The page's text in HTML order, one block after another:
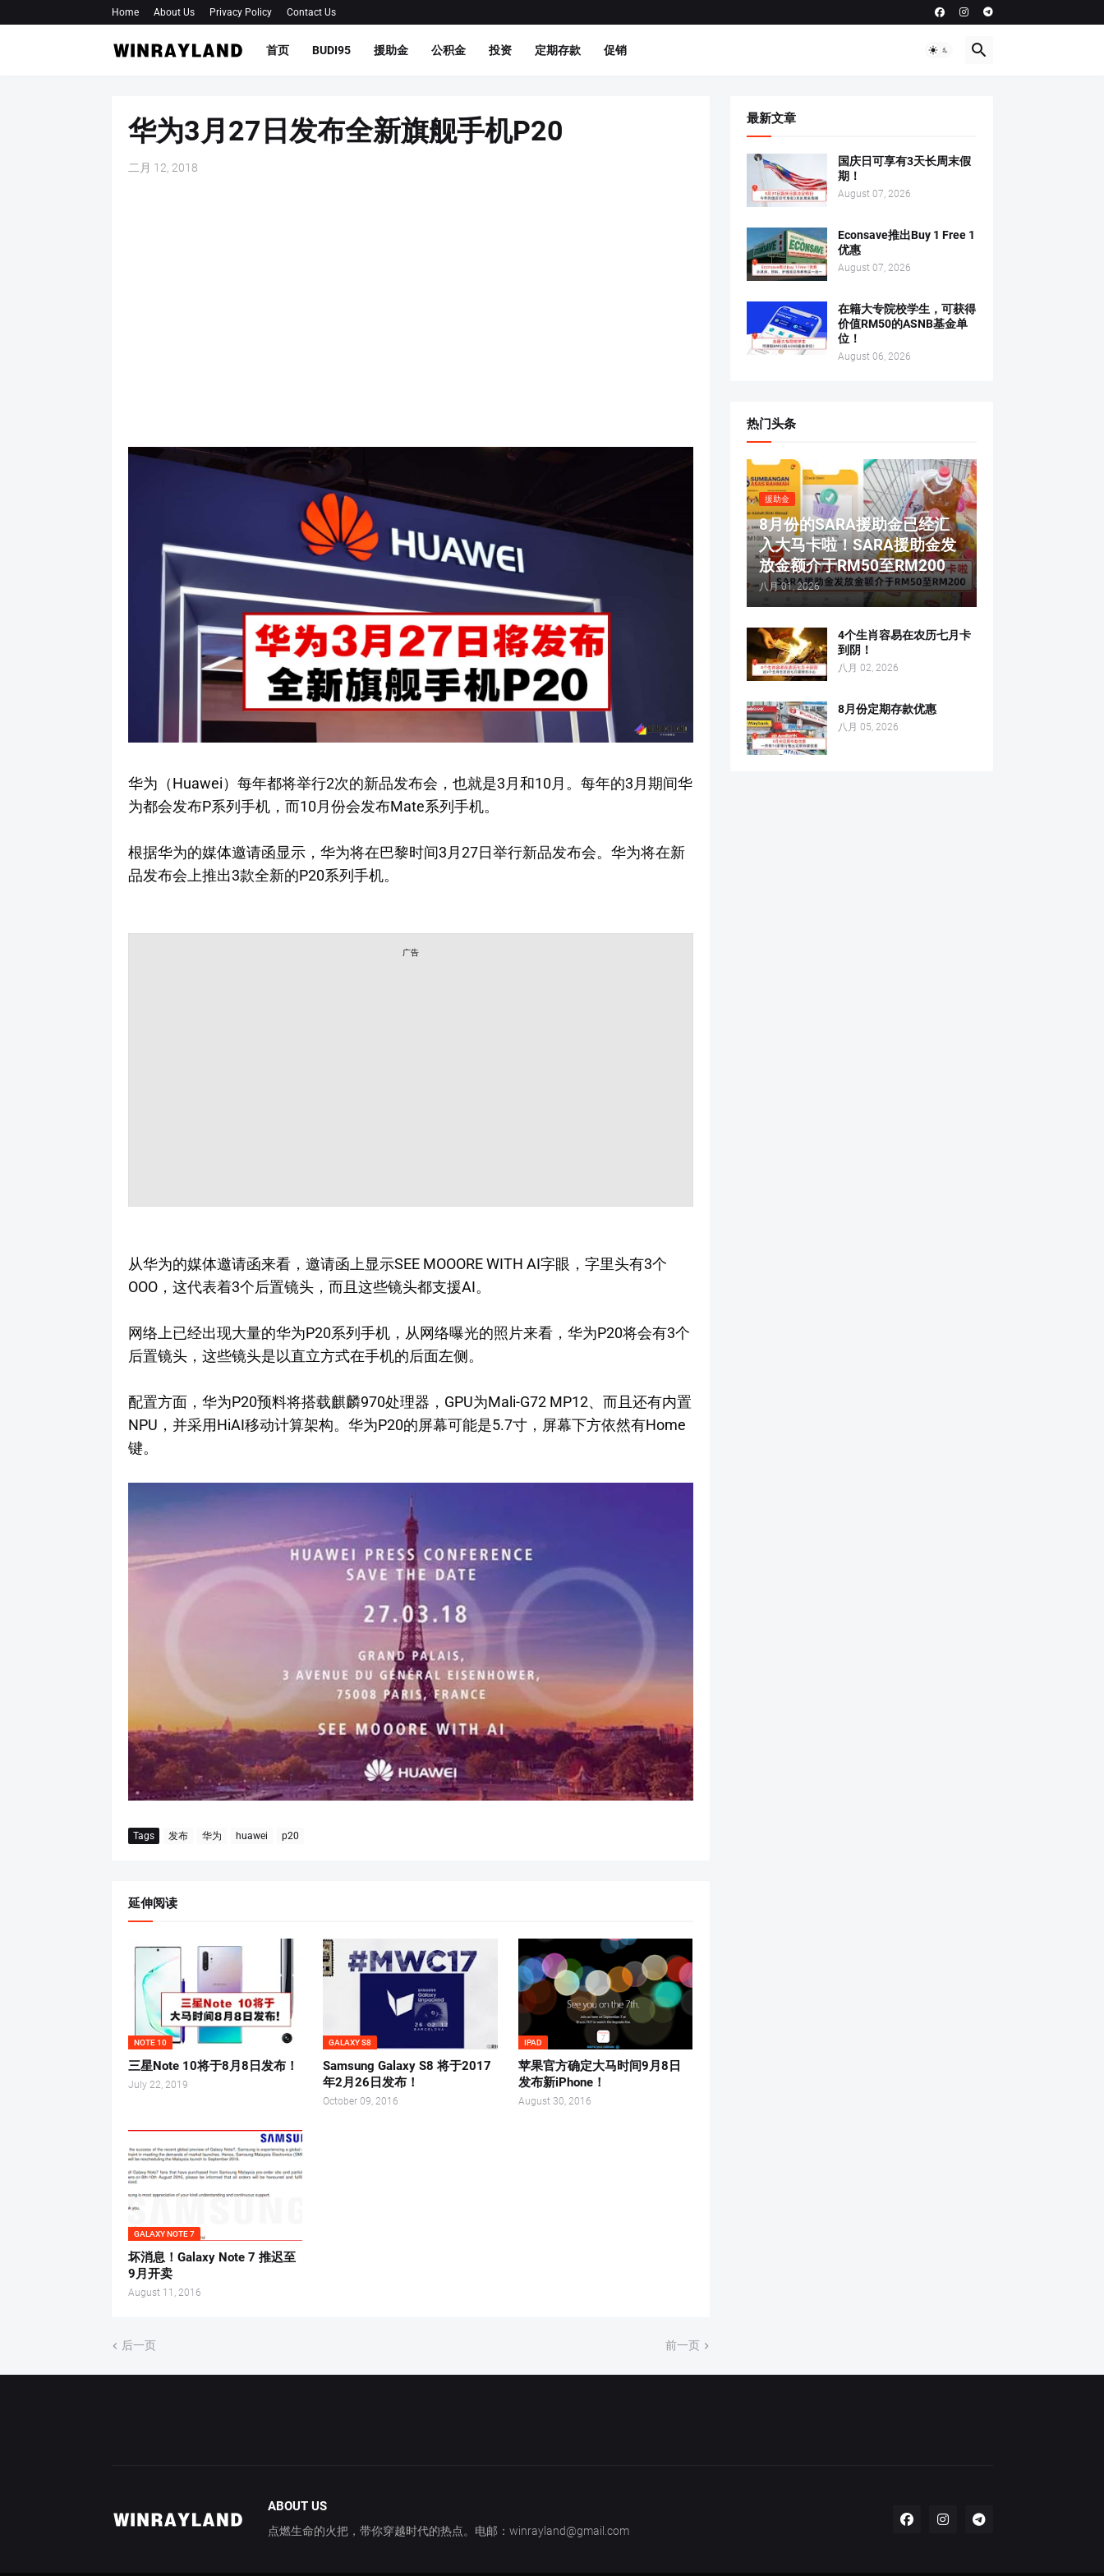
Home About Us Privacy Policy Contact Us
首页 BUDI95 援助金 公积金 投资 定期存款 促销
华为3月27日发布全新旗舰手机P20
二月 12, 2018
华为（Huawei）每年都将举行2次的新品发布会，也就是3月和10月。每年的3月期间华
为都会发布P系列手机，而10月份会发布Mate系列手机。
根据华为的媒体邀请函显示，华为将在巴黎时间3月27日举行新品发布会。华为将在新
品发布会上推出3款全新的P20系列手机。
广告
从华为的媒体邀请函来看，邀请函上显示SEE MOOORE WITH AI字眼，字里头有3个
OOO，这代表着3个后置镜头，而且这些镜头都支援AI。
网络上已经出现大量的华为P20系列手机，从网络曝光的照片来看，华为P20将会有3个
后置镜头，这些镜头是以直立方式在手机的后面左侧。
配置方面，华为P20预料将搭载麒麟970处理器，GPU为Mali-G72 MP12、而且还有内置
NPU，并采用HiAI移动计算架构。华为P20的屏幕可能是5.7寸，屏幕下方依然有Home
键。
Tags 发布 华为 huawei p20
延伸阅读
NOTE 10
三星Note 10将于8月8日发布！
July 22, 2019
GALAXY S8
Samsung Galaxy S8 将于2017
年2月26日发布！
October 09, 2016
IPAD
苹果官方确定大马时间9月8日
发布新iPhone！
August 30, 2016
GALAXY NOTE 7
坏消息！Galaxy Note 7 推迟至
9月开卖
August 11, 2016
后一页 前一页
最新文章
国庆日可享有3天长周末假
期！
August 07, 2026
Econsave推出Buy 1 Free 1
优惠
August 07, 2026
在籍大专院校学生，可获得
价值RM50的ASNB基金单
位！
August 06, 2026
热门头条
援助金
8月份的SARA援助金已经汇
入大马卡啦！SARA援助金发
放金额介于RM50至RM200
八月 01, 2026
4个生肖容易在农历七月卡
到阴！
八月 02, 2026
8月份定期存款优惠
八月 05, 2026
ABOUT US
点燃生命的火把，带你穿越时代的热点。电邮：winrayland@gmail.com